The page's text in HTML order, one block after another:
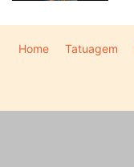
Home Tatuagem